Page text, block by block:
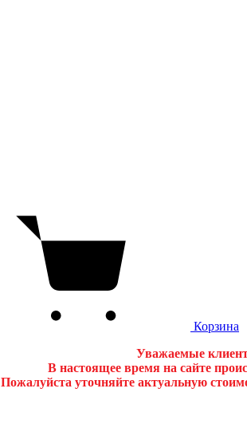
Корзина
Уважаемые
В настоящее время на сайте
Пожалуйста уточняйте актуальную